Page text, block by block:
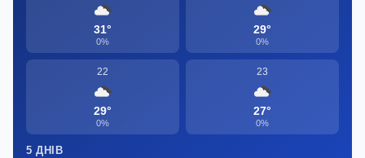
31°
0%
29°
0%
22
29°
0%
23
27°
0%
5 ДНІВ